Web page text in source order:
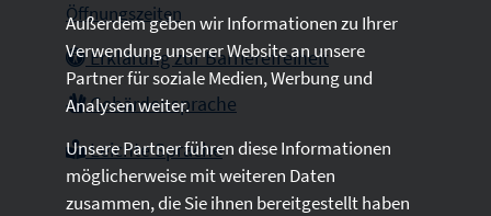
Öffnungszeiten
Erklärung zur Barrierefreiheit
Gebärdensprache
Leichte Sprache
Außerdem geben wir Informationen zu Ihrer
Verwendung unserer Website an unsere
Partner für soziale Medien, Werbung und
Analysen weiter.
Unsere Partner führen diese Informationen
möglicherweise mit weiteren Daten
zusammen, die Sie ihnen bereitgestellt haben